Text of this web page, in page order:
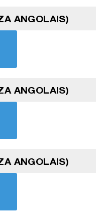
ANGOLAIS)
ANGOLAIS)
ANGOLAIS)